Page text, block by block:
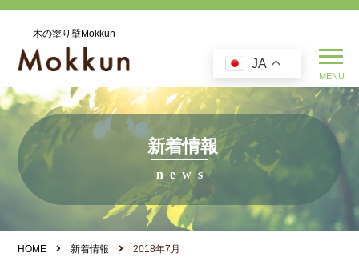
木の塗り壁Mokkun
JA
新着情報
HOME 新着情報 2018年7月